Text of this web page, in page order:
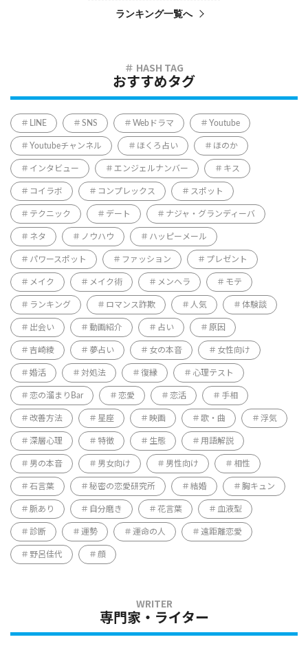
ランキング一覧へ
おすすめタグ
LINE SNS Webドラマ Youtube
Youtubeチャンネル ほくろ占い ほのか
インタビュー エンジェルナンバー キス
コイラボ コンプレックス スポット
テクニック デート ナジャ・グランディーバ
ネタ ノウハウ ハッピーメール
パワースポット ファッション プレゼント
メイク メイク術 メンヘラ モテ
ランキング ロマンス詐欺 人気 体験談
出会い 動画紹介 占い 原因
吉崎綾 夢占い 女の本音 女性向け
婚活 対処法 復縁 心理テスト
恋の溜まりBar 恋愛 恋活 手相
改善方法 星座 映画 歌・曲 浮気
深層心理 特徴 生態 用語解説
男の本音 男女向け 男性向け 相性
石言葉 秘密の恋愛研究所 結婚 胸キュン
脈あり 自分磨き 花言葉 血液型
診断 運勢 運命の人 遠距離恋愛
野呂佳代 顔
専門家・ライター